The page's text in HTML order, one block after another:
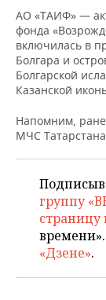
АО «ТАИФ» —
фонда
включилась в
Болгара и
Болгарской
Казанской
Напомним,
МЧС Татарстана
группу
страницу
«Дзене».